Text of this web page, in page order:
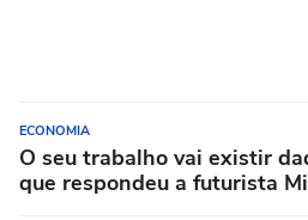
ECONOMIA
O seu trabalho vai existir
que respondeu a futurista